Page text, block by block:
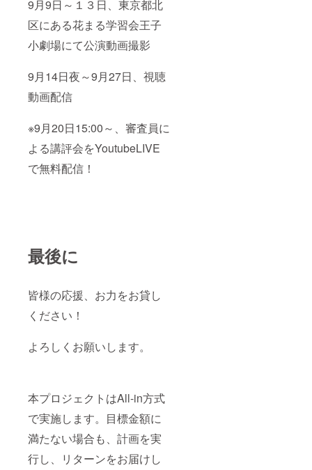
9月9日～１３日、東京都北
区にある花まる学習会王子
小劇場にて公演動画撮影
9月14日夜～9月27日、視聴
動画配信
※9月20日15:00～、審査員に
よる講評会をYoutubeLIVE
で無料配信！
最後に
皆様の応援、お力をお貸し
ください！
よろしくお願いします。
本プロジェクトはAll-in方式
で実施します。目標金額に
満たない場合も、計画を実
行し、リターンをお届けし